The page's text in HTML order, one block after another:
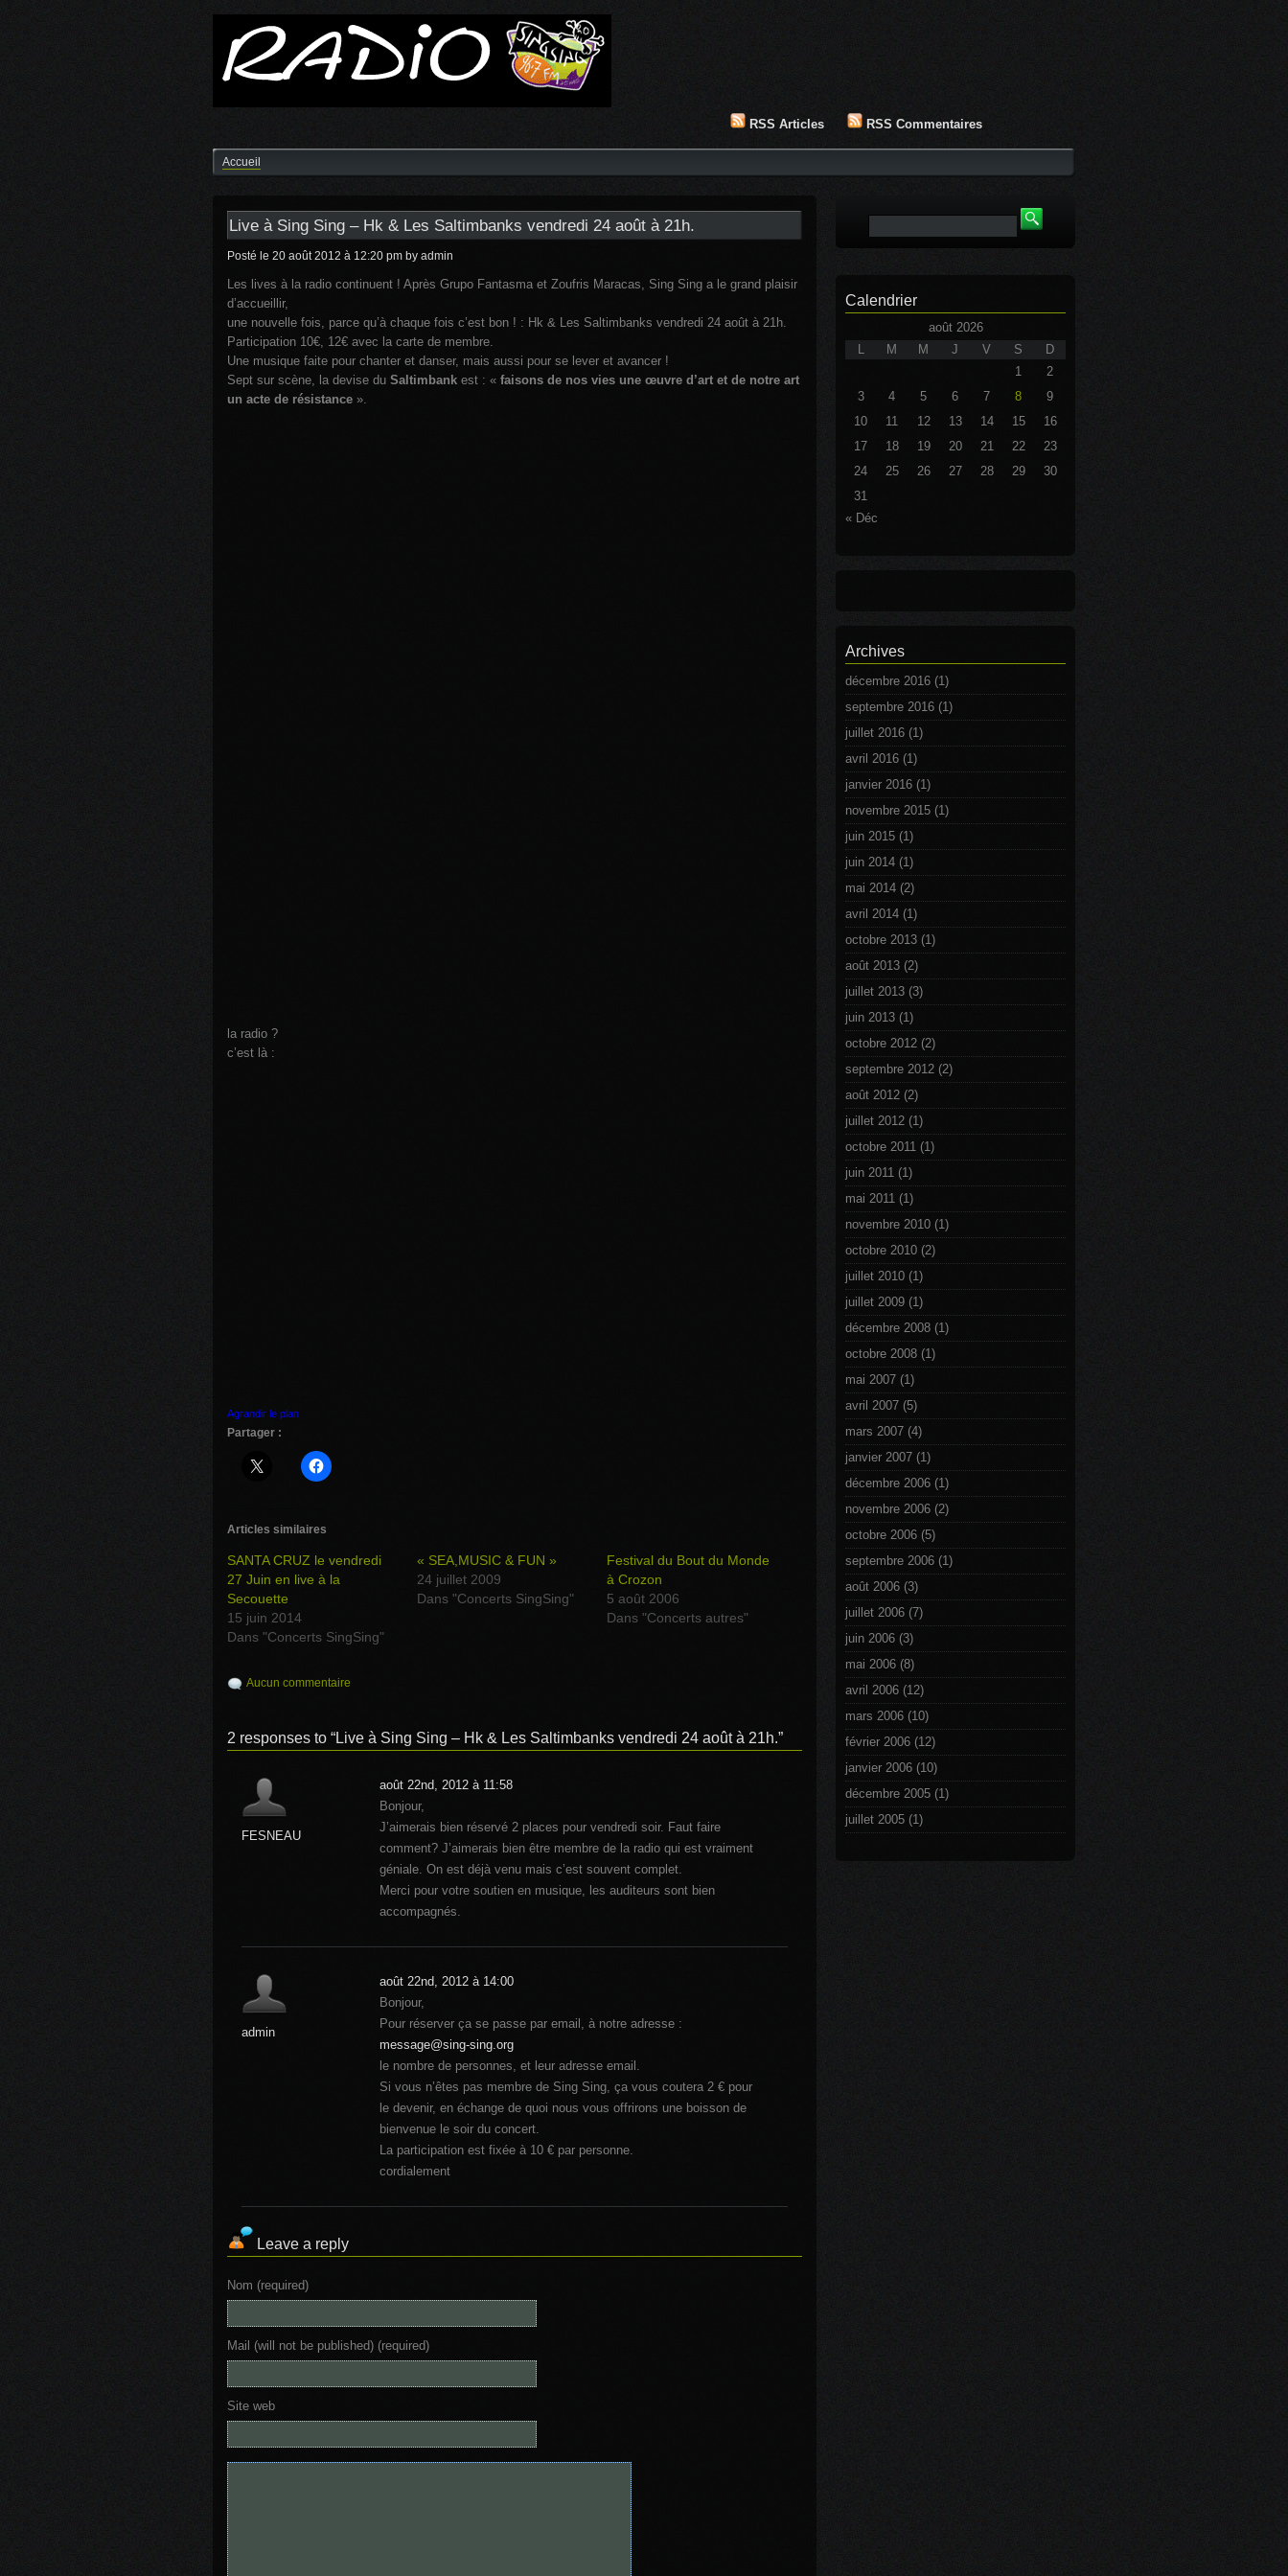
RSS Articles RSS Commentaires
Accueil
Live à Sing Sing – Hk & Les Saltimbanks vendredi 24 août à 21h.
Posté le 20 août 2012 à 12:20 pm by admin
Les lives à la radio continuent ! Après Grupo Fantasma et Zoufris Maracas, Sing Sing a le grand plaisir
d’accueillir,
une nouvelle fois, parce qu’à chaque fois c’est bon ! : Hk & Les Saltimbanks vendredi 24 août à 21h.
Participation 10€, 12€ avec la carte de membre.
Une musique faite pour chanter et danser, mais aussi pour se lever et avancer !
Sept sur scène, la devise du Saltimbank est : « faisons de nos vies une œuvre d’art et de notre art
un acte de résistance ».
la radio ?
c’est là :
Agrandir le plan
Partager :
Articles similaires
SANTA CRUZ le vendredi
27 Juin en live à la
Secouette
15 juin 2014
Dans "Concerts SingSing"
« SEA,MUSIC & FUN »
24 juillet 2009
Dans "Concerts SingSing"
Festival du Bout du Monde
à Crozon
5 août 2006
Dans "Concerts autres"
Aucun commentaire
2 responses to “Live à Sing Sing – Hk & Les Saltimbanks vendredi 24 août à 21h.”
FESNEAU
août 22nd, 2012 à 11:58
Bonjour,
J’aimerais bien réservé 2 places pour vendredi soir. Faut faire
comment? J’aimerais bien être membre de la radio qui est vraiment
géniale. On est déjà venu mais c’est souvent complet.
Merci pour votre soutien en musique, les auditeurs sont bien
accompagnés.
admin
août 22nd, 2012 à 14:00
Bonjour,
Pour réserver ça se passe par email, à notre adresse :
message@sing-sing.org
le nombre de personnes, et leur adresse email.
Si vous n’êtes pas membre de Sing Sing, ça vous coutera 2 € pour
le devenir, en échange de quoi nous vous offrirons une boisson de
bienvenue le soir du concert.
La participation est fixée à 10 € par personne.
cordialement
Leave a reply
Nom (required)
Mail (will not be published) (required)
Site web
Calendrier
août 2026
L
M M J V S
D
1
2
3
4 5 6 7 8
9
10
11 12 13 14 15
16
17
18 19 20 21 22
23
24
25 26 27 28 29
30
31
« Déc
Archives
décembre 2016 (1)
septembre 2016 (1)
juillet 2016 (1)
avril 2016 (1)
janvier 2016 (1)
novembre 2015 (1)
juin 2015 (1)
juin 2014 (1)
mai 2014 (2)
avril 2014 (1)
octobre 2013 (1)
août 2013 (2)
juillet 2013 (3)
juin 2013 (1)
octobre 2012 (2)
septembre 2012 (2)
août 2012 (2)
juillet 2012 (1)
octobre 2011 (1)
juin 2011 (1)
mai 2011 (1)
novembre 2010 (1)
octobre 2010 (2)
juillet 2010 (1)
juillet 2009 (1)
décembre 2008 (1)
octobre 2008 (1)
mai 2007 (1)
avril 2007 (5)
mars 2007 (4)
janvier 2007 (1)
décembre 2006 (1)
novembre 2006 (2)
octobre 2006 (5)
septembre 2006 (1)
août 2006 (3)
juillet 2006 (7)
juin 2006 (3)
mai 2006 (8)
avril 2006 (12)
mars 2006 (10)
février 2006 (12)
janvier 2006 (10)
décembre 2005 (1)
juillet 2005 (1)